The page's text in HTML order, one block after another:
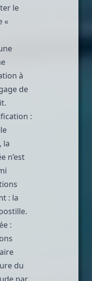
le
«
à
de
:
la
n’est
: la
:
du